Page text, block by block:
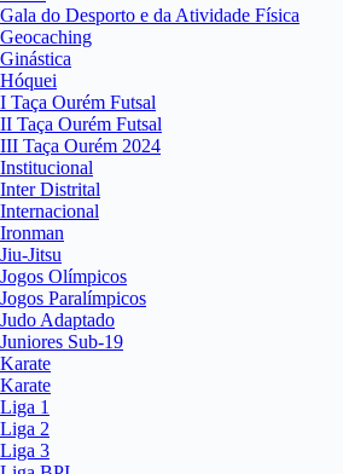
Gala do Desporto e da Atividade Física
Geocaching
Ginástica
Hóquei
I Taça Ourém Futsal
II Taça Ourém Futsal
III Taça Ourém 2024
Institucional
Inter Distrital
Internacional
Ironman
Jiu-Jitsu
Jogos Olímpicos
Jogos Paralímpicos
Judo Adaptado
Juniores Sub-19
Karate
Karate
Liga 1
Liga 2
Liga 3